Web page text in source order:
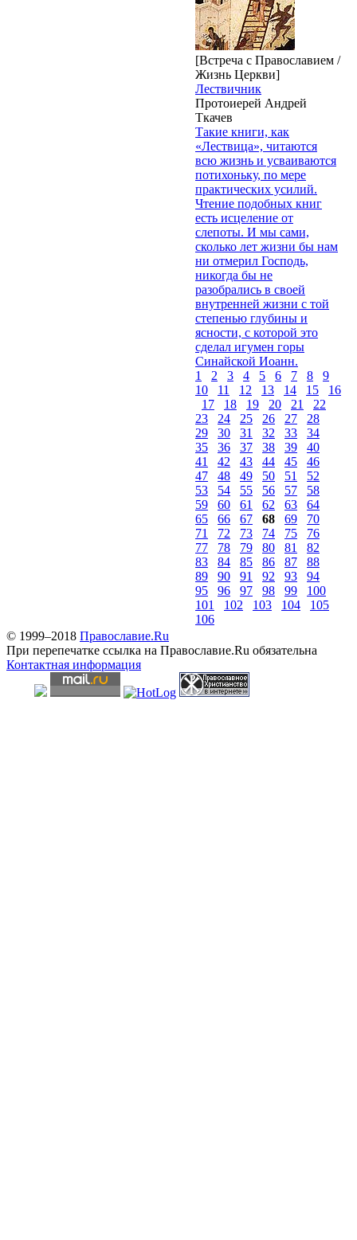
[Встреча с Православием /
Жизнь Церкви]
Лествичник
Протоиерей Андрей
Ткачев
Такие книги, как
«Лествица», читаются
всю жизнь и усваиваются
потихоньку, по мере
практических усилий.
Чтение подобных книг
есть исцеление от
слепоты. И мы сами,
сколько лет жизни бы нам
ни отмерил Господь,
никогда бы не
разобрались в своей
внутренней жизни с той
степенью глубины и
ясности, с которой это
сделал игумен горы
Синайской Иоанн.
1
2 3 4 5 6 7 8
9
10
11 12 13 14 15
16
17
18 19 20 21
22
23
24 25 26 27
28
29
30 31 32 33
34
35
36 37 38 39
40
41
42 43 44 45
46
47
48 49 50 51
52
53
54 55 56 57
58
59
60 61 62 63
64
65
66 67 68 69
70
71
72 73 74 75
76
77
78 79 80 81
82
83
84 85 86 87
88
89
90 91 92 93
94
95
96 97 98 99
100
101
102 103 104
105
106
© 1999–2018 Православие.Ru
При перепечатке ссылка на Православие.Ru обязательна
Контактная информация